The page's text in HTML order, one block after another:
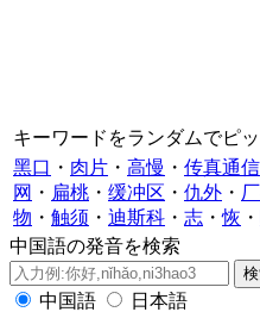
キーワードをランダムでピ
黑口 ・ 肉片 ・ 高慢 ・ 传真通信
网 ・ 扁桃 ・ 缓冲区 ・ 仇外 ・
物 ・ 触须 ・ 迪斯科 ・ 志 ・恢 ・
中国語の発音を検索
中国語 日本語